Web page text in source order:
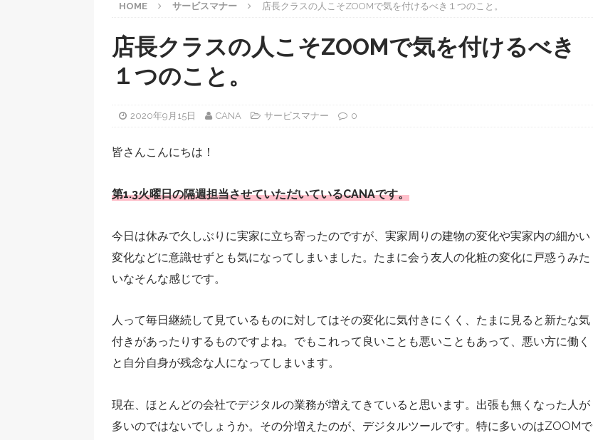
HOME サービスマナー 店長クラスの人こそZOOMで気を付けるべき１つのこと。
店長クラスの人こそZOOMで気を付けるべき
１つのこと。
2020年9月15日 CANA サービスマナー 0
皆さんこんにちは！
第1.3火曜日の隔週担当させていただいているCANAです。
今日は休みで久しぶりに実家に立ち寄ったのですが、実家周りの建物の変化や実家内の細かい
変化などに意識せずとも気になってしまいました。たまに会う友人の化粧の変化に戸惑うみた
いなそんな感じです。
人って毎日継続して見ているものに対してはその変化に気付きにくく、たまに見ると新たな気
付きがあったりするものですよね。でもこれって良いことも悪いこともあって、悪い方に働く
と自分自身が残念な人になってしまいます。
現在、ほとんどの会社でデジタルの業務が増えてきていると思います。出張も無くなった人が
多いのではないでしょうか。その分増えたのが、デジタルツールです。特に多いのはZOOMで